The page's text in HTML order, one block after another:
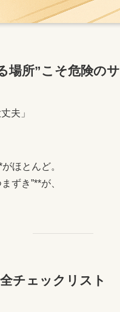
場所”こそ危険の
夫」
ほとんど。
ずき”**が、
チェックリスト